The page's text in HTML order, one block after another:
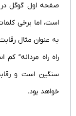
صفحه اول گوگل در
است، اما برخی
به عنوان مثال
راه راه مردانه”
سنگین است و
خواهد بود.